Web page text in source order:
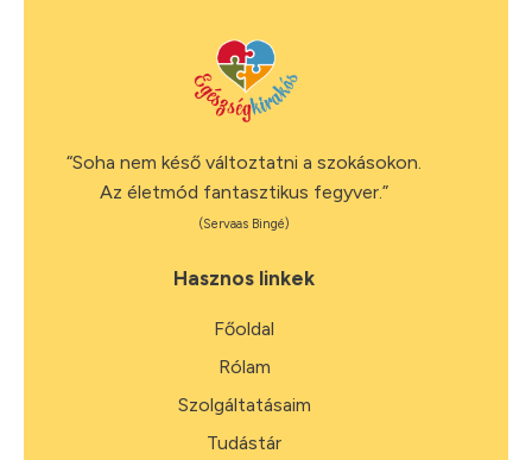
“Soha nem késő változtatni a szokásokon.
Az életmód fantasztikus fegyver.”
(Servaas Bingé)
Hasznos linkek
Főoldal
Rólam
Szolgáltatásaim
Tudástár